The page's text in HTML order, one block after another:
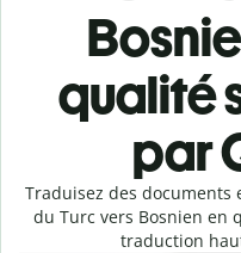
qualité
par
Traduisez des documents
du Turc vers Bosnien en
traduction